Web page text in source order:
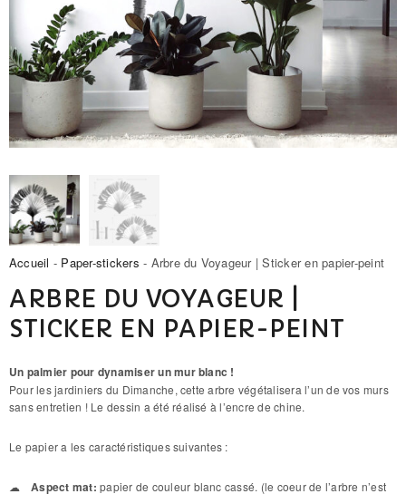
Accueil - Paper-stickers - Arbre du Voyageur | Sticker en papier-peint
ARBRE DU VOYAGEUR |
STICKER EN PAPIER-PEINT
Un palmier pour dynamiser un mur blanc !
Pour les jardiniers du Dimanche, cette arbre végétalisera l’un de vos murs
sans entretien ! Le dessin a été réalisé à l’encre de chine.
Le papier a les caractéristiques suivantes :
Aspect mat:papier de couleur blanc cassé. (le coeur de l’arbre n’est